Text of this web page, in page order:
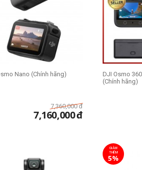
Nano (Chính hãng)
7,360,000 đ
7,160,000đ
DJI Osmo
(Chính hãng)
GIẢM
THÊM
5%